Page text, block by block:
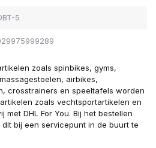
5
zoals spinbikes, gyms,
airbikes,
crosstrainers en speeltafels worden
zoals vechtsportartikelen en
DHL For You. Bij het bestellen
bij een servicepunt in de buurt te